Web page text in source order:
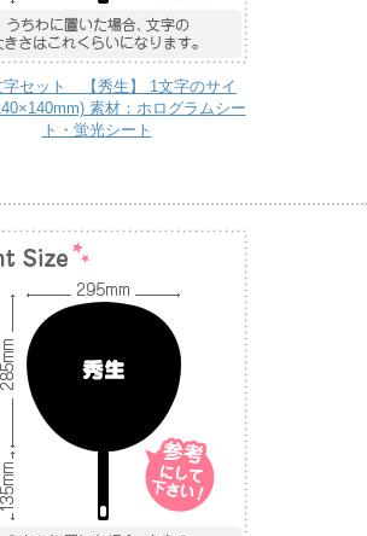
字セット 【秀生】 1文字のサイ
素材：ホログラムシー
ト・蛍光シート